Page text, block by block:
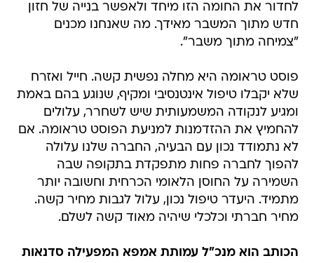
לחדור את החומה הזו מיחד ולאפשר בנייה של חזון
חדש מתוך המשבר מאידך. מה שאנחנו מכנים
"צמיחה מתוך משבר".
פוסט טראומה היא מחלה נפשית קשה. חייל ואזרח
שלא יקבלו טיפול אינטנסיבי ומקיף, שנוגע בהם באמת
ומגיע לנקודה המשמעותית שיש לשחרר, עלולים
להחמיץ את ההזדמנות למניעת הפוסט טראומה. אם
לא נתמודד נכון עם הבעיה, החברה שלנו עלולה
להפוך לחברה פחות מתפקדת בתקופה שבה
השמירה על החוסן הלאומי הכרחית וחשובה יותר
מתמיד. היעדר טיפול נכון, עלול לגבות מחיר קשה.
מחיר חברתי וכלכלי שיהיה מאוד קשה לשלם.
הכותב הוא מנכ"ל עמותת אמפא המפעילה סדנאות